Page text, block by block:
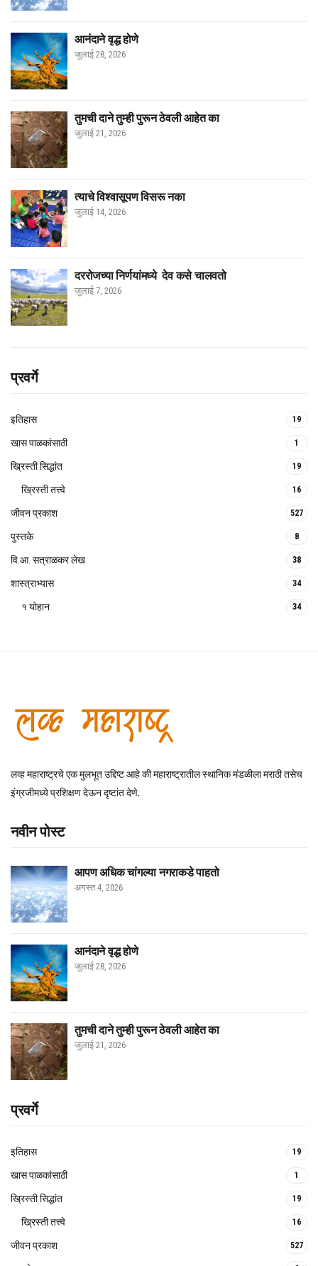
आनंदाने वृद्ध होणे
जुलाई 28, 2026
तुमची दाने तुम्ही पुरून ठेवली आहेत का
जुलाई 21, 2026
त्याचे विश्वासूपण विसरू नका
जुलाई 14, 2026
दररोजच्या निर्णयांमध्ये देव कसे चालवतो
जुलाई 7, 2026
प्रवर्गे
इतिहास 19
खास पाळकांसाठी 1
ख्रिस्ती सिद्धांत 19
ख्रिस्ती तत्त्वे 16
जीवन प्रकाश 527
पुस्तके 8
वि.आ. सत्राळकर लेख 38
शास्त्राभ्यास 34
१ योहान 34
लव्ह महाराष्ट्रचे एक मुलभूत उद्दिष्ट आहे की महाराष्ट्रातील स्थानिक मंडळीला मराठी तसेच
इंग्रजीमध्ये प्रशिक्षण देऊन दृष्टांत देणे.
नवीन पोस्ट
आपण अधिक चांगल्या नगराकडे पाहतो
अगस्त 4, 2026
आनंदाने वृद्ध होणे
जुलाई 28, 2026
तुमची दाने तुम्ही पुरून ठेवली आहेत का
जुलाई 21, 2026
प्रवर्गे
इतिहास 19
खास पाळकांसाठी 1
ख्रिस्ती सिद्धांत 19
ख्रिस्ती तत्त्वे 16
जीवन प्रकाश 527